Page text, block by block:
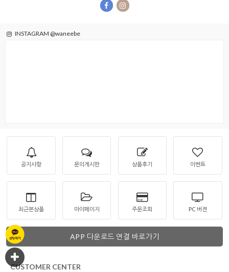
INSTAGRAM @waneebe
공지사항 문의게시판 상품후기 이벤트
최근본상품 마이페이지 주문조회 PC 버젼
APP 다운로드 연결 바로가기
CUSTOMER CENTER